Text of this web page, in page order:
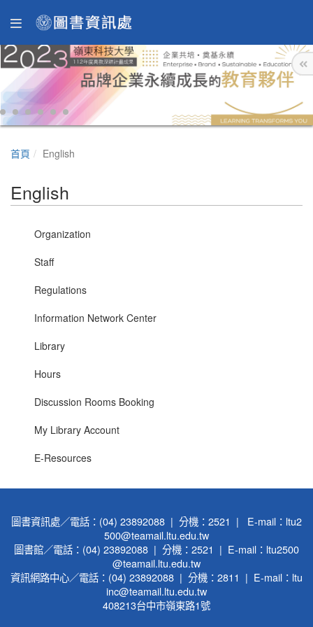
首頁 English
English
Organization
Staff
Regulations
Information Network Center
Library
Hours
Discussion Rooms Booking
My Library Account
E-Resources
圖書資訊處／電話：(04) 23892088 | 分機：2521 | E-mail：ltu2
500@teamail.ltu.edu.tw
圖書館／電話：(04) 23892088 | 分機：2521 | E-mail：ltu2500
@teamail.ltu.edu.tw
資訊網路中心／電話：(04) 23892088 | 分機：2811 | E-mail：ltu
inc@teamail.ltu.edu.tw
408213台中市嶺東路1號